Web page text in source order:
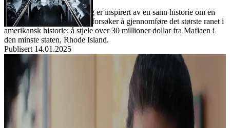
Vault utspiller seg i 1975 og er inspirert av en sann historie om en
gruppe småkjeltringer som forsøker å gjennomføre det største ranet i
amerikansk historie; å stjele over 30 millioner dollar fra Mafiaen i
den minste staten, Rhode Island.
Publisert 14.01.2025